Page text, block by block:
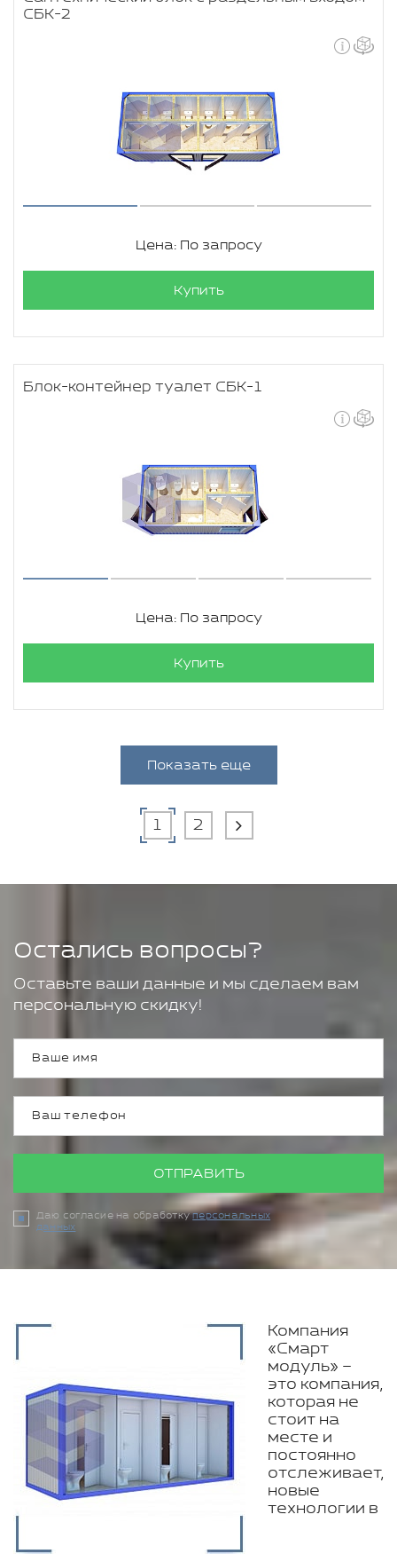
СБК-2
Цена: По запросу
Купить
Блок-контейнер туалет СБК-1
Цена: По запросу
Купить
Показать еще
1 2
Остались вопросы?
Оставьте ваши данные и мы сделаем вам
персональную скидку!
ОТПРАВИТЬ
Даю согласие на обработкуперсональных
данных
Компания
«Смарт
модуль» –
это компания,
которая не
стоит на
месте и
постоянно
отслеживает,
новые
технологии в